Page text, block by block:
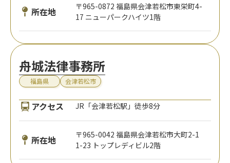
所在地
〒965-0872 福島県会津若松市東栄町4-
17 ニューパークハイツ1階
舟城法律事務所
福島県 会津若松市
アクセス JR「会津若松駅」徒歩8分
所在地
〒965-0042 福島県会津若松市大町2-1
1-23 トップレディビル2階